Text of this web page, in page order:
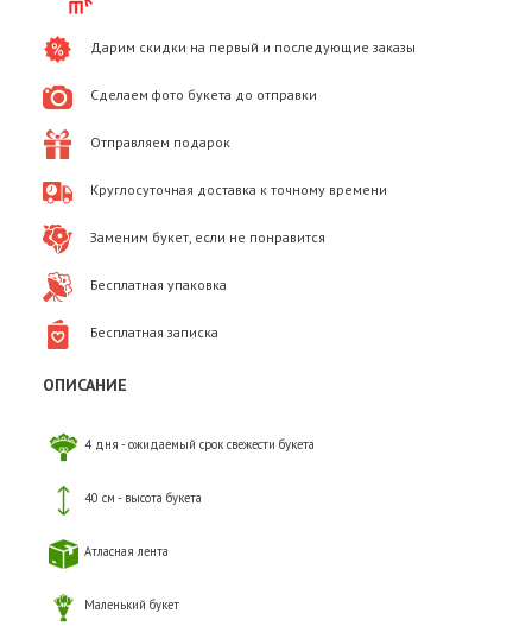
Дарим скидки на первый и последующие заказы
Сделаем фото букета до отправки
Отправляем подарок
Круглосуточная доставка к точному времени
Заменим букет, если не понравится
Бесплатная упаковка
Бесплатная записка
ОПИСАНИЕ
4 дня - ожидаемый срок свежести букета
40 см - высота букета
Атласная лента
Маленький букет